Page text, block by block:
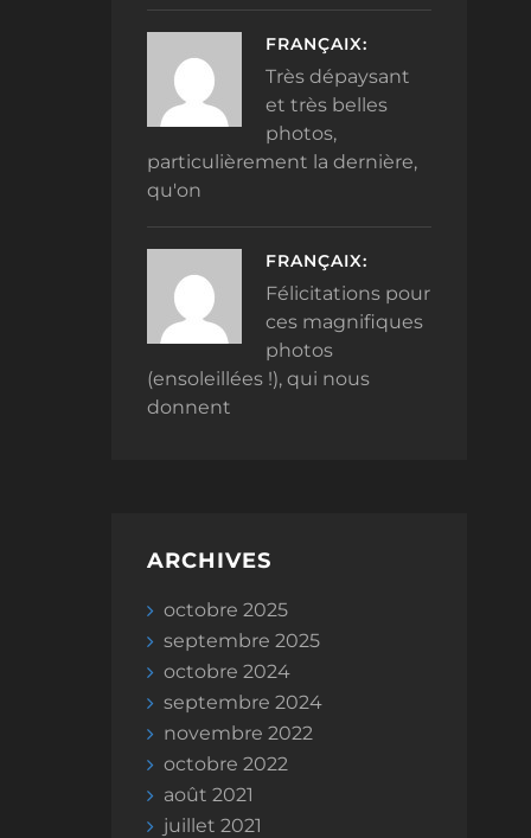
FRANÇAIX:
Très dépaysant
et très belles
photos,
particulièrement la dernière,
qu'on
FRANÇAIX:
Félicitations pour
ces magnifiques
photos
(ensoleillées !), qui nous
donnent
ARCHIVES
octobre 2025
septembre 2025
octobre 2024
septembre 2024
novembre 2022
octobre 2022
août 2021
juillet 2021